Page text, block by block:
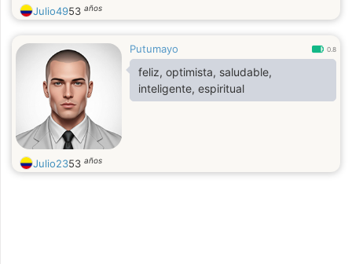
aspectos. y mi corazón buscando lo
Julio4953 años
Putumayo 0.8
feliz, optimista, saludable,
inteligente, espiritual
Julio2353 años